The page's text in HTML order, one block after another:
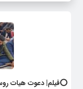
⭕️فیلم| دعوت هیات